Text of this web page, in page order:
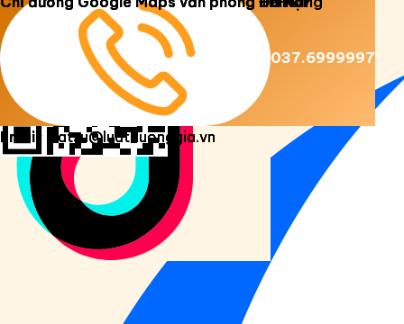
Copyright 2026 © Luật Dương Gia